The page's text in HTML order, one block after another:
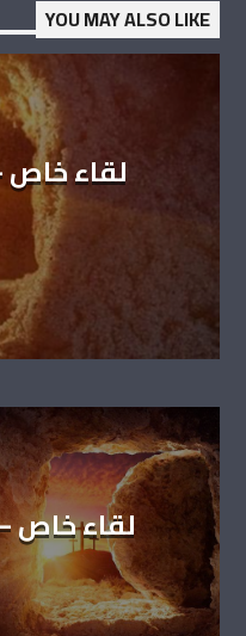
YOU MAY ALSO LIKE
لقاء خاص
لقاء خاص –